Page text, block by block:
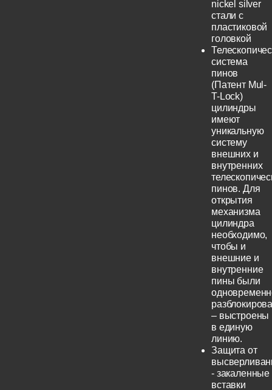
nickel silver
стали с
пластиковой
головкой
система
пинов
(Патент Mul-
T-Lock)
цилиндры
имеют
уникальную
систему
внешних и
внутренних
пинов. Для
открытия
механизма
цилиндра
необходимо,
чтобы и
внешние и
внутренние
пины были
– выстроены
в единую
линию.
Защита от
- закаленные
вставки